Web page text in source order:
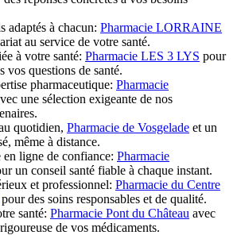
adaptés à chacun: Pharmacie LORRAINE
au service de votre santé.
à votre santé: Pharmacie LES 3 LYS pour
vos questions de santé.
pharmaceutique: Pharmacie
une sélection exigeante de nos
quotidien, Pharmacie de Vosgelade et un
même à distance.
en ligne de confiance: Pharmacie
un conseil santé fiable à chaque instant.
et professionnel: Pharmacie du Centre
pour des soins responsables et de qualité.
santé: Pharmacie Pont du Château avec
de vos médicaments.